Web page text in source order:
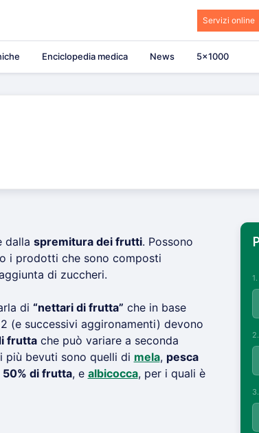
Servizi online
Enciclopedia medica News 5×1000
dalla spremitura dei frutti. Possono
i prodotti che sono composti
di zuccheri.
di “nettari di frutta” che in base
(e successivi aggironamenti) devono
fruttache può variare a seconda
più bevuti sono quelli di mela, pesca
50% di frutta, e albicocca, per i quali è